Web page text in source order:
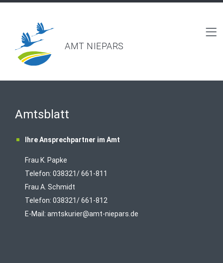
AMT NIEPARS
Amtsblatt
Ihre Ansprechpartner im Amt
Frau K. Papke
Telefon: 038321/ 661-811
Frau A. Schmidt
Telefon: 038321/ 661-812
E-Mail: amtskurier@amt-niepars.de